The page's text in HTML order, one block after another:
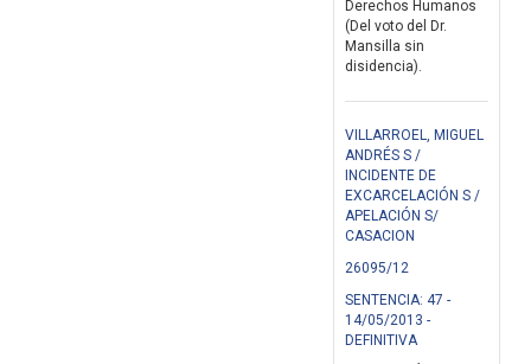
Derechos Humanos
(Del voto del Dr.
Mansilla sin
disidencia).
VILLARROEL, MIGUEL
ANDRÉS S /
INCIDENTE DE
EXCARCELACIÓN S /
APELACIÓN S/
CASACION
26095/12
SENTENCIA: 47 -
14/05/2013 -
DEFINITIVA